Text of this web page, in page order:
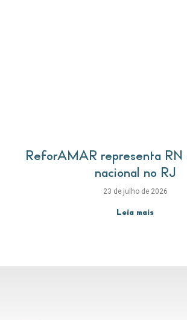
ReforAMAR representa RN
nacional no RJ
23 de julho de 2026
Leia mais